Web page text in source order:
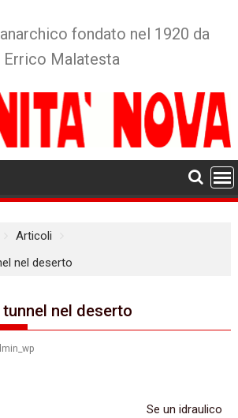
fondato nel 1920 da
Errico Malatesta
Articoli
nel deserto
nel deserto
Se un idraulico